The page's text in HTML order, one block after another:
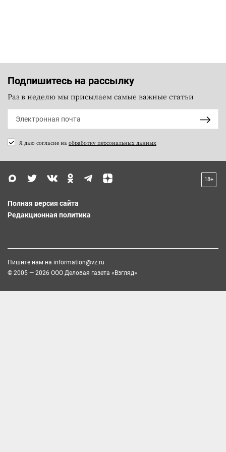
Подпишитесь на рассылку
Раз в неделю мы присылаем самые важные статьи
Я даю согласие на обработку персональных данных
18+
Полная версия сайта
Редакционная политика
Пишите нам на information@vz.ru
© 2005 — 2026 ООО Деловая газета «Взгляд»